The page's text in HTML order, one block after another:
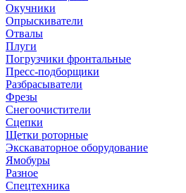
Окучники
Опрыскиватели
Отвалы
Плуги
Погрузчики фронтальные
Пресс-подборщики
Разбрасыватели
Фрезы
Снегоочистители
Сцепки
Щетки роторные
Экскаваторное оборудование
Ямобуры
Разное
Спецтехника